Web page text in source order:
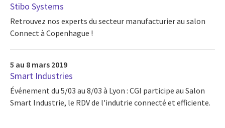
Stibo Systems
Retrouvez nos experts du secteur manufacturier au salon
Connect à Copenhague !
5 au 8 mars 2019
Smart Industries
Événement du 5/03 au 8/03 à Lyon : CGI participe au Salon
Smart Industrie, le RDV de l'indutrie connecté et efficiente.